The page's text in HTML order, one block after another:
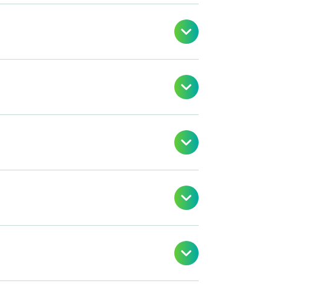




